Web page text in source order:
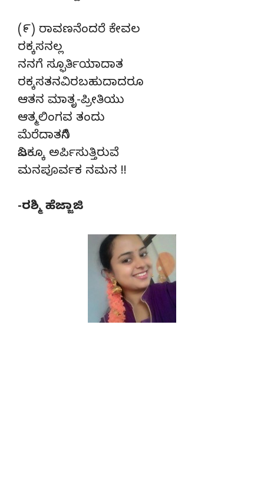
(೯) ರಾವಣನೆಂದರೆ ಕೇವಲ
ರಕ್ಕಸನಲ್ಲ
ನನಗೆ ಸ್ಫೂರ್ತಿಯಾದಾತ
ರಕ್ಕಸತನವಿರಬಹುದಾದರೂ
ಆತನ ಮಾತೃ-ಪ್ರೀತಿಯು
ಆತ್ಮಲಿಂಗವ ತಂದು
ಮೆರೆದಾತನಿಗೆ
ನಿಜಕ್ಕೂ ಅರ್ಪಿಸುತ್ತಿರುವೆ
ಮನಪೂರ್ವಕ ನಮನ !!
-ರಶ್ಮಿ ಹೆಜ್ಜಾಜಿ